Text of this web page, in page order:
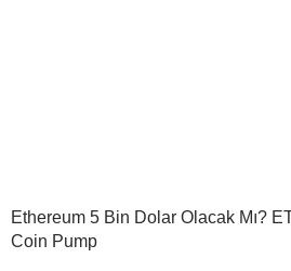
Ethereum 5 Bin Dolar Olacak Mı?
Coin Pump